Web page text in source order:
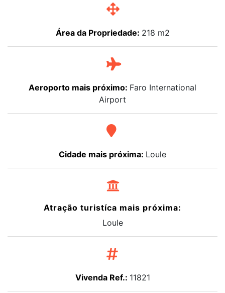
Área da Propriedade: 218 m2
Aeroporto mais próximo: Faro International
Airport
Cidade mais próxima: Loule
Atração turistíca mais próxima:
Loule
Vivenda Ref.: 11821